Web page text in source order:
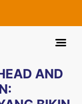
AND